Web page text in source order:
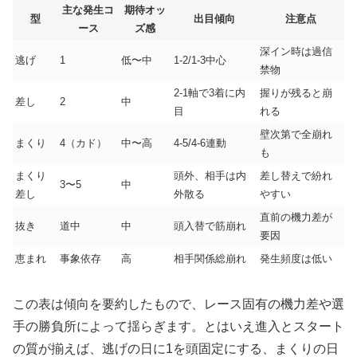
型
主な発生コ
ース
期待オッ
ズ感
出目傾向 注意点
逃げ 1 低〜中 1-2/1-3中心
深イン時は過信
禁物
差し 2 中
2-1軸で3着に内
目
握りが残ると崩
れる
まくり 4（カド） 中〜高 4-5/4-6連動
壁次第で全崩れ
も
まくり
差し
3〜5 中
頭外、相手は内
外散る
差し替えで紛れ
やすい
抜き 道中 中 頭入替で筋崩れ
直前の機力差が
要因
恵まれ
事象依存 高 相手関係総崩れ 発生頻度は低い
この表は傾向を要約したもので、レース固有の機力差や選
手の勝負所によって揺らぎます。とはいえ進入とスタート
の質が揃えば、逃げの日に1を頭固定にする、まくりの日